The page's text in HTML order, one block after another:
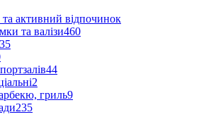
активний відпочинок
та валізи460
35
44
2
гриль9
235